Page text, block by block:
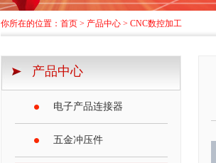
你所在的位置： 首页 > 产品中心 > CNC数控加工
产品中心
电子产品连接器
五金冲压件